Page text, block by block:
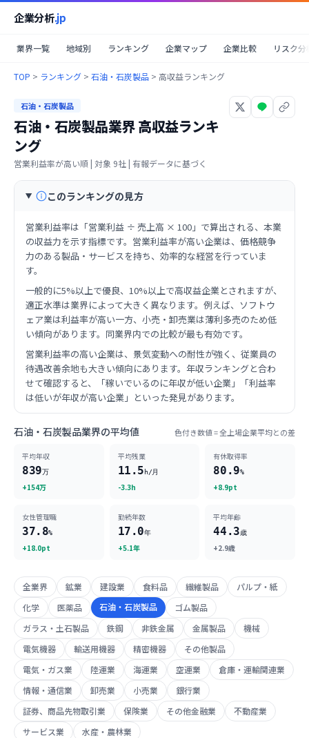
企業分析.jp
業界一覧 地域別 ランキング 企業マップ 企業比較 リスク分
TOP > ランキング > 石油・石炭製品 > 高収益ランキング
石油・石炭製品
石油・石炭製品業界高収益ランキ
ング
営業利益率が高い順 | 対象 9社 | 有報データに基づく
このランキングの見方
営業利益率は「営業利益 ÷ 売上高 × 100」で算出される、本業
の収益力を示す指標です。営業利益率が高い企業は、価格競争
力のある製品・サービスを持ち、効率的な経営を行っていま
す。
一般的に5%以上で優良、10%以上で高収益企業とされますが、
適正水準は業界によって大きく異なります。例えば、ソフトウ
ェア業は利益率が高い一方、小売・卸売業は薄利多売のため低
い傾向があります。同業界内での比較が最も有効です。
営業利益率の高い企業は、景気変動への耐性が強く、従業員の
待遇改善余地も大きい傾向にあります。年収ランキングと合わ
せて確認すると、「稼いでいるのに年収が低い企業」「利益率
は低いが年収が高い企業」といった発見があります。
石油・石炭製品業界の平均値 色付き数値 = 全上場企業平均との差
平均年収
839万
+154万
平均残業
11.5h/月
-3.3h
有休取得率
80.9%
+8.9pt
女性管理職
37.8%
+18.0pt
勤続年数
17.0年
+5.1年
平均年齢
44.3歳
+2.9歳
全業界 鉱業 建設業 食料品 繊維製品
パルプ・紙
化学
医薬品 石油・石炭製品
ゴム製品
ガラス・土石製品
鉄鋼 非鉄金属 金属製品
機械
電気機器
輸送用機器 精密機器
その他製品
電気・ガス業
陸運業 海運業 空運業
倉庫・運輸関連業
情報・通信業
卸売業 小売業
銀行業
証券、商品先物取引業
保険業 その他金融業
不動産業
サービス業
水産・農林業